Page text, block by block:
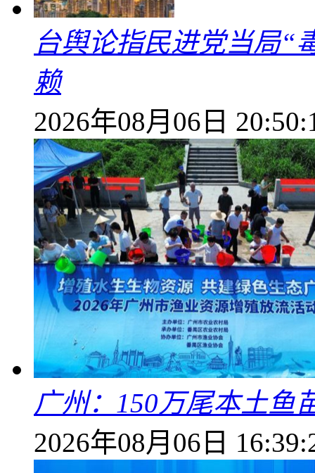
台舆论指民进党当局“
赖
2026年08月06日
广州：150万尾本土鱼
2026年08月06日